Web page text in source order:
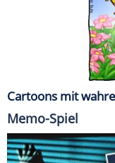
Cartoons mit
Memo-Spiel